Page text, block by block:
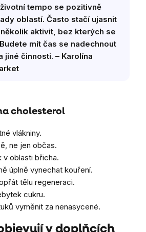
tempo se pozitivně
oblastí. Často stačí ujasnit
aktivit, bez kterých se
mít čas se nadechnout
jiné činnosti. – Karolína
cholesterol
vlákniny.
ne jen občas.
v oblasti břicha.
úplně vynechat kouření.
tělu regeneraci.
cukru.
vyměnit za nenasycené.
v doplňcích